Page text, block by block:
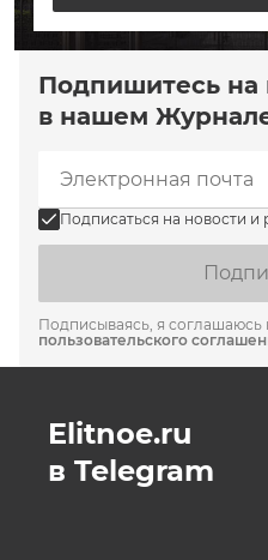
Подпишитесь на
в нашем
Подписаться на новости
Подписываясь, я соглашаюсь
пользовательского
Elitnoe.ru
в Telegram